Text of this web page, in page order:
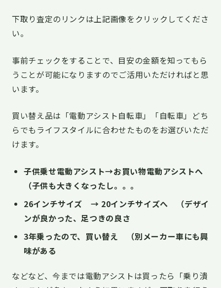
下取り査定のリンクは上記画像をクリックしてくださ
い。
事前チェックをすることで、目安の金額を知ってもら
うことが可能になりますのでご活用いただければと思
います。
買い替え品は「電動アシスト自転車」「自転車」どち
らでもライフスタイルに合わせたものをお選びいただ
けます。
子供乗せ電動アシスト→お買い物電動アシストへ
（子供も大きくなったし。。。
26インチサイズ → 20インチサイズへ （デザイ
ンが良かった、足つきの良さ
3年乗ったので、買い替え （別メーカー車にも興
味がある
などなど、今までは電動アシストは買ったら「乗り潰